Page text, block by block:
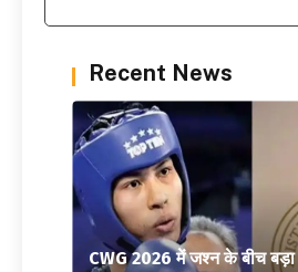
Recent News
CWG 2026 में जश्न के बीच बड़ा